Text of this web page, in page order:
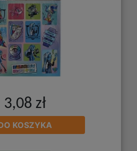
3,08 zł
KOSZYKA